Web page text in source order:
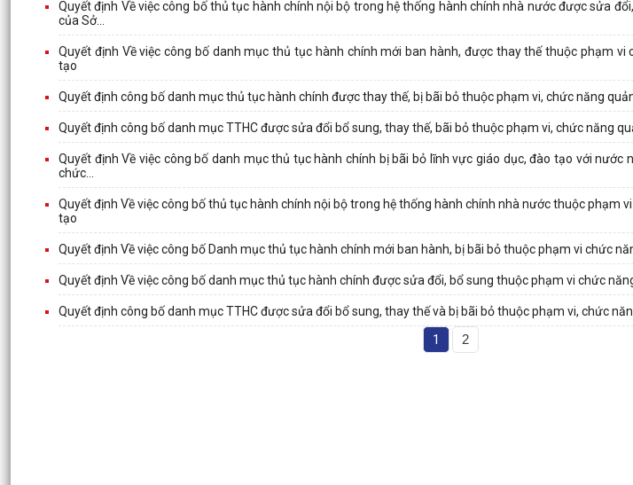
Quyết định Về việc công bố thủ tục hành chính nội bộ trong hệ thống hành chính nhà nước được sửa
của Sở...
Quyết định Về việc công bố danh mục thủ tục hành chính mới ban hành, được thay thế thuộc phạm vi
tạo
Quyết định công bố danh mục thủ tục hành chính được thay thế, bị bãi bỏ thuộc phạm vi, chức năng
Quyết định công bố danh mục TTHC được sửa đổi bổ sung, thay thế, bãi bỏ thuộc phạm vi, chức năng
Quyết định Về việc công bố danh mục thủ tục hành chính bị bãi bỏ lĩnh vực giáo dục, đào tạo với nước
chức...
Quyết định Về việc công bố thủ tục hành chính nội bộ trong hệ thống hành chính nhà nước thuộc phạm
tạo
Quyết định Về việc công bố Danh mục thủ tục hành chính mới ban hành, bị bãi bỏ thuộc phạm vi chức
Quyết định Về việc công bố danh mục thủ tục hành chính được sửa đổi, bổ sung thuộc phạm vi chức
Quyết định công bố danh mục TTHC được sửa đổi bổ sung, thay thế và bị bãi bỏ thuộc phạm vi, chức
1 2